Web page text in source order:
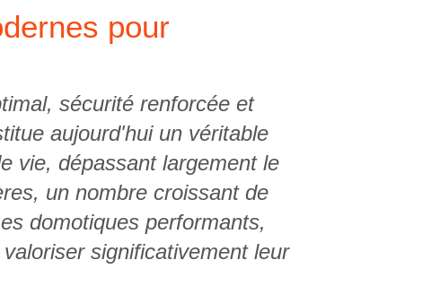
pour
sécurité renforcée et
aujourd'hui un véritable
vie, dépassant largement le
un nombre croissant de
domotiques performants,
significativement leur